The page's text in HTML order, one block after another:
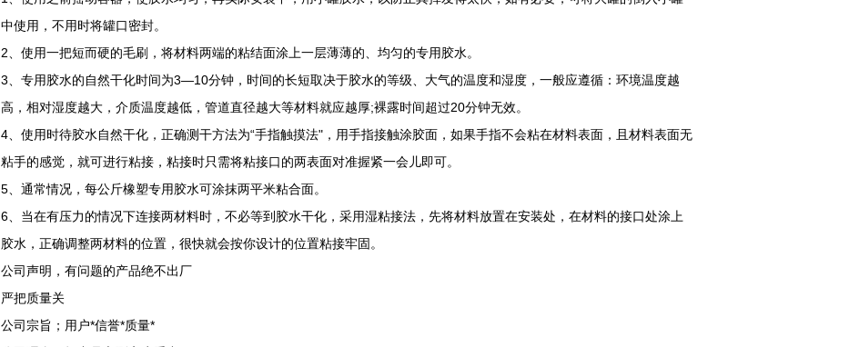
中使用，不用时将罐口密封。
2、使用一把短而硬的毛刷，将材料两端的粘结面涂上一层薄薄的、均匀的专用胶水。
3、专用胶水的自然干化时间为3—10分钟，时间的长短取决于胶水的等级、大气的温度和湿度，一般应遵循：环境温度越
高，相对湿度越大，介质温度越低，管道直径越大等材料就应越厚;裸露时间超过20分钟无效。
4、使用时待胶水自然干化，正确测干方法为“手指触摸法"，用手指接触涂胶面，如果手指不会粘在材料表面，且材料表面无
粘手的感觉，就可进行粘接，粘接时只需将粘接口的两表面对准握紧一会儿即可。
5、通常情况，每公斤橡塑专用胶水可涂抹两平米粘合面。
6、当在有压力的情况下连接两材料时，不必等到胶水干化，采用湿粘接法，先将材料放置在安装处，在材料的接口处涂上
胶水，正确调整两材料的位置，很快就会按你设计的位置粘接牢固。
公司声明，有问题的产品绝不出厂
严把质量关
公司宗旨；用户*信誉*质量*